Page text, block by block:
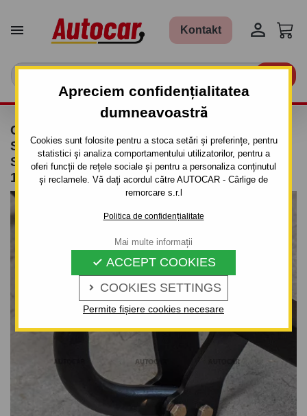
Apreciem confidențialitatea
dumneavoastră
Cookies sunt folosite pentru a stoca setări și preferințe, pentru
statistici și analiza comportamentului utilizatorilor, pentru a
oferi funcții de rețele sociale și pentru a personaliza conținutul
și reclamele. Vă dați acordul către AUTOCAR - Cârlige de
remorcare s.r.l
Politica de confidențialitate
 COOKIES SETTINGS
 ACCEPT COOKIES
Permite fișiere cookies necesare
Mai multe informații
 Kontakt 
CÂRLIG DE REMORCARE PENTRU BMW
SERIA 5 - COMBI, (E 39) - SISTEM
SEMIDEMONTABIL -CU ŞURUBURI - DIN
1997/02 PÂNĂ 2004/01